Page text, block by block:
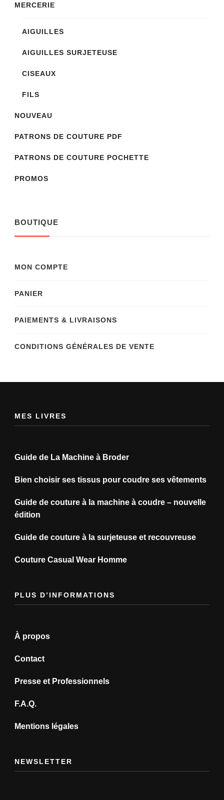
MERCERIE
AIGUILLES
AIGUILLES SURJETEUSE
CISEAUX
FILS
NOUVEAU
PATRONS DE COUTURE PDF
PATRONS DE COUTURE POCHETTE
PROMOS
BOUTIQUE
MON COMPTE
PANIER
PAIEMENTS & LIVRAISONS
CONDITIONS GÉNÉRALES DE VENTE
MES LIVRES
Guide de La Machine à Broder
Bien choisir ses tissus pour coudre ses vêtements
Guide de couture à la machine à coudre – nouvelle
édition
Guide de couture à la surjeteuse et recouvreuse
Couture Casual Wear Homme
PLUS D’INFORMATIONS
À propos
Contact
Presse et Professionnels
F.A.Q.
Mentions légales
NEWSLETTER